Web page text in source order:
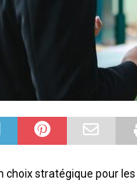
choix stratégique pour